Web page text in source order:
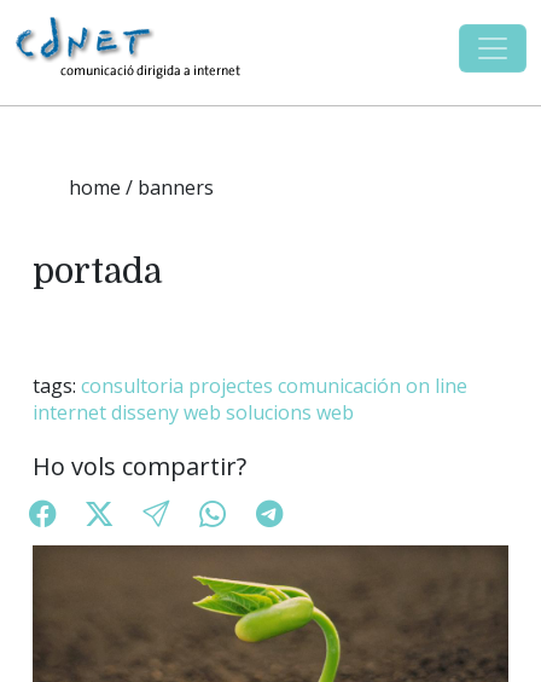
home / banners
portada
tags: consultoria projectes comunicación on line
internetdisseny web solucions web
Ho vols compartir?